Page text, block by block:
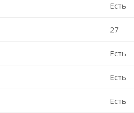
Есть
27
Есть
Есть
Есть